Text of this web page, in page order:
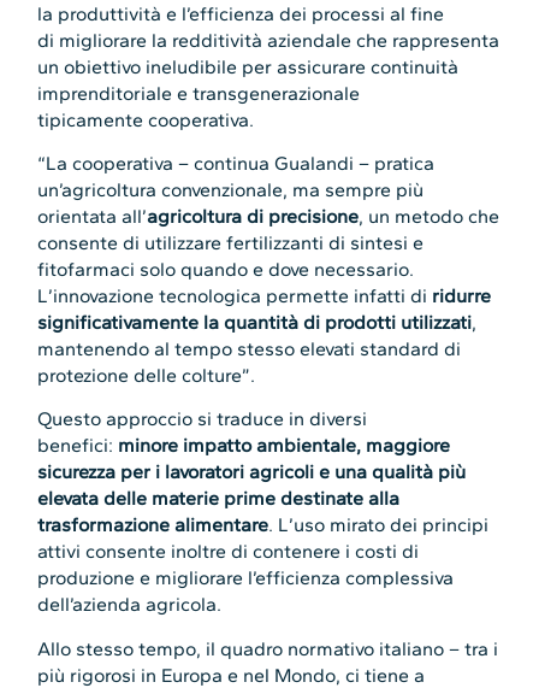
la produttività e l’efficienza dei processi al fine
di migliorare la redditività aziendale che rappresenta
un obiettivo ineludibile per assicurare continuità
imprenditoriale e transgenerazionale
tipicamente cooperativa.
“La cooperativa – continua Gualandi – pratica
un’agricoltura convenzionale, ma sempre più
orientata all’agricoltura di precisione, un metodo che
consente di utilizzare fertilizzanti di sintesi e
fitofarmaci solo quando e dove necessario.
L’innovazione tecnologica permette infatti di ridurre
significativamente la quantità di prodotti utilizzati,
mantenendo al tempo stesso elevati standard di
protezione delle colture”.
Questo approccio si traduce in diversi
benefici: minore impatto ambientale, maggiore
sicurezza per i lavoratori agricoli e una qualità più
elevata delle materie prime destinate alla
trasformazione alimentare. L’uso mirato dei principi
attivi consente inoltre di contenere i costi di
produzione e migliorare l’efficienza complessiva
dell’azienda agricola.
Allo stesso tempo, il quadro normativo italiano – tra i
più rigorosi in Europa e nel Mondo, ci tiene a